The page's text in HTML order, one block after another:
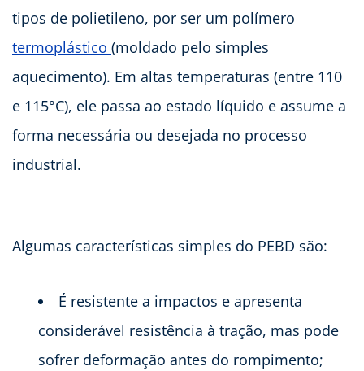
tipos de polietileno, por ser um polímero
termoplástico (moldado pelo simples
aquecimento). Em altas temperaturas (entre 110
e 115°C), ele passa ao estado líquido e assume a
forma necessária ou desejada no processo
industrial.
Algumas características simples do PEBD são:
É resistente a impactos e apresenta
considerável resistência à tração, mas pode
sofrer deformação antes do rompimento;